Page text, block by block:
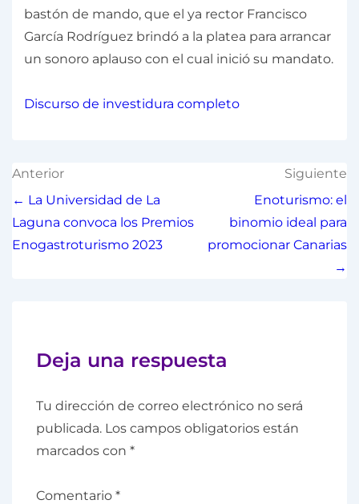
bastón de mando, que el ya rector Francisco
García Rodríguez brindó a la platea para arrancar
un sonoro aplauso con el cual inició su mandato.
Discurso de investidura completo
Anterior
← La Universidad de La
Laguna convoca los Premios
Enogastroturismo 2023
Siguiente
Enoturismo: el
binomio ideal para
promocionar Canarias
→
Deja una respuesta
Tu dirección de correo electrónico no será
publicada. Los campos obligatorios están
marcados con *
Comentario *